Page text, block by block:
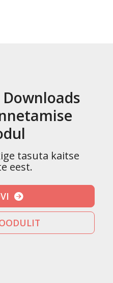
tasuta kaitse
eest.